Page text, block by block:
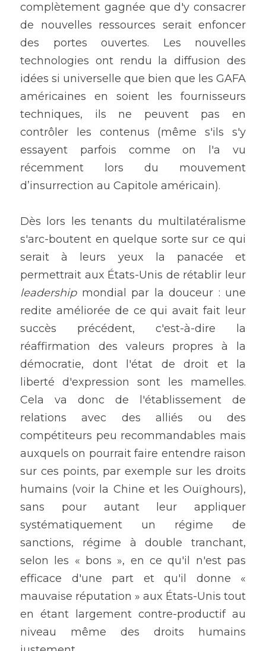
complètement gagnée que d'y consacrer
de nouvelles ressources serait enfoncer
des portes ouvertes. Les nouvelles
technologies ont rendu la diffusion des
idées si universelle que bien que les GAFA
américaines en soient les fournisseurs
techniques, ils ne peuvent pas en
contrôler les contenus (même s'ils s'y
essayent parfois comme on l'a vu
récemment lors du mouvement
d’insurrection au Capitole américain).
Dès lors les tenants du multilatéralisme
s'arc-boutent en quelque sorte sur ce qui
serait à leurs yeux la panacée et
leadership mondial par la douceur : une
redite améliorée de ce qui avait fait leur
succès précédent, c'est-à-dire la
réaffirmation des valeurs propres à la
démocratie, dont l'état de droit et la
liberté d'expression sont les mamelles.
Cela va donc de l'établissement de
relations avec des alliés ou des
compétiteurs peu recommandables mais
auxquels on pourrait faire entendre raison
sur ces points, par exemple sur les droits
humains (voir la Chine et les Ouïghours),
sans pour autant leur appliquer
systématiquement un régime de
sanctions, régime à double tranchant,
selon les « bons », en ce qu'il n'est pas
efficace d'une part et qu'il donne «
mauvaise réputation » aux États-Unis tout
en étant largement contre-productif au
niveau même des droits humains